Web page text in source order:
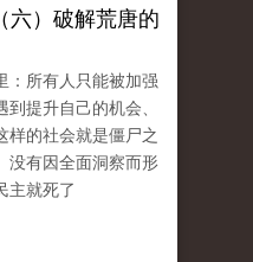
）破解荒唐的
：所有人只能被加强
提升自己的机会、
样的社会就是僵尸之
没有因全面洞察而形
主就死了